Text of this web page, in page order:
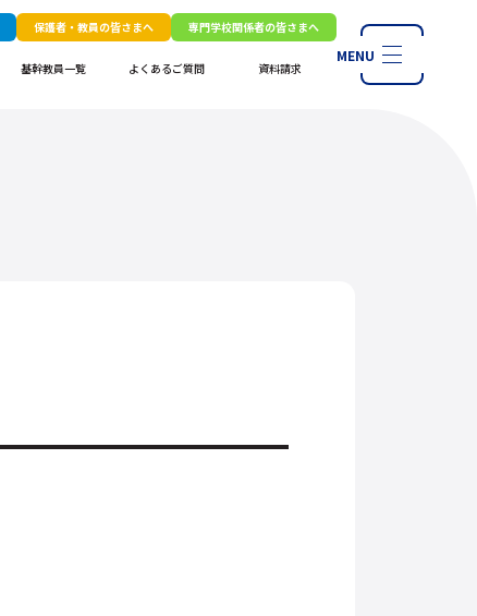
保護者・教員の皆さまへ 専門学校関係者の皆さまへ
基幹教員一覧 よくあるご質問 資料請求
MENU